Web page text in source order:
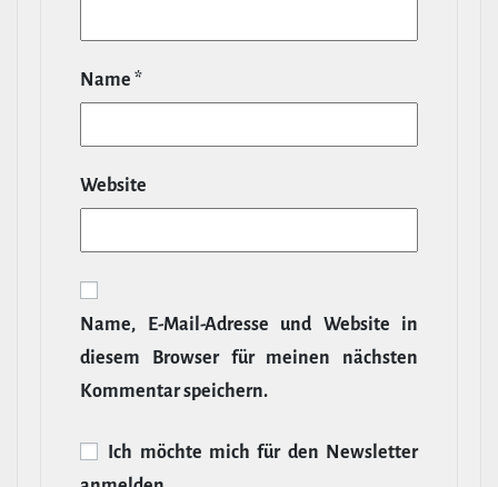
Name *
Website
Name, E‑Mail-​Adresse und Website in
diesem Browser für meinen nächsten
Kommentar speichern.
Ich möchte mich für den News­letter